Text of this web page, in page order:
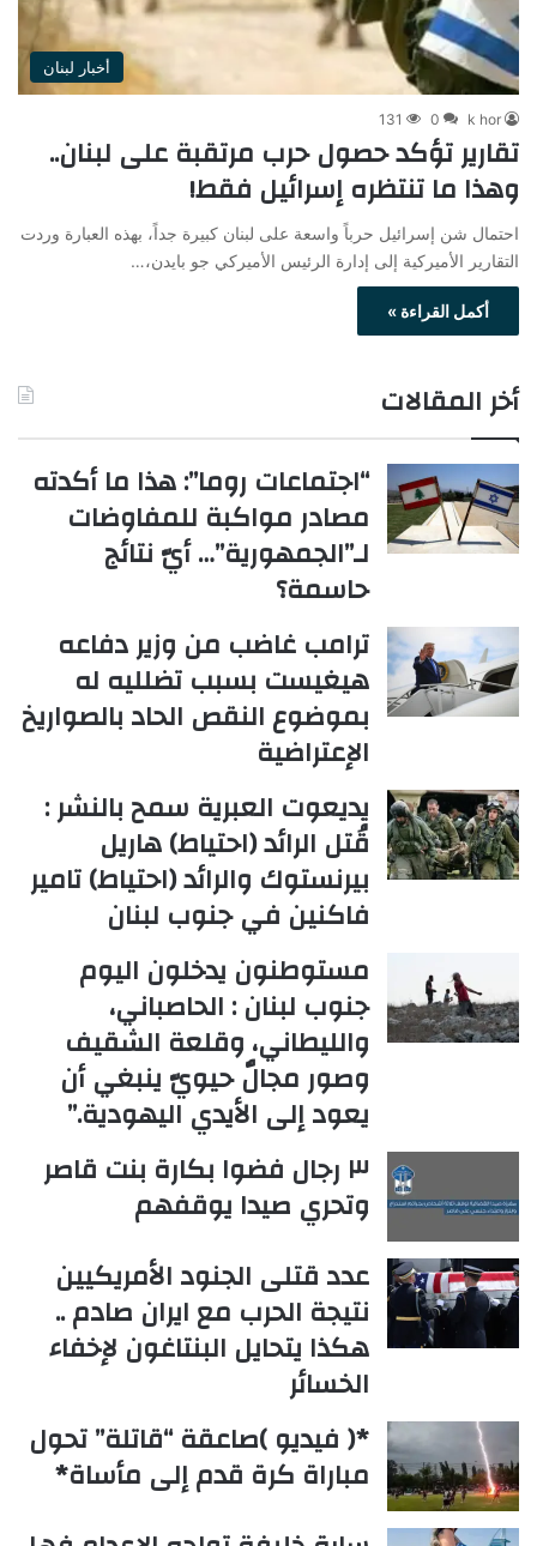
أخبار لبنان
k hor
0
131
تقارير تؤكد حصول حرب مرتقبة على لبنان..
وهذا ما تنتظره إسرائيل فقط!
احتمال شن إسرائيل حرباً واسعة على لبنان كبيرة جداً، بهذه العبارة وردت
التقارير الأميركية إلى إدارة الرئيس الأميركي جو بايدن،…
أكمل القراءة »
أخر المقالات
“اجتماعات روما”: هذا ما أكدته
مصادر مواكبة للمفاوضات
لـ”الجمهورية”… أيّ نتائج
حاسمة؟
ترامب غاضب من وزير دفاعه
هيغيست بسبب تضلليه له
بموضوع النقص الحاد بالصواريخ
الإعتراضية
يديعوت العبرية سمح بالنشر :
قُتل الرائد (احتياط) هاريل
بيرنستوك والرائد (احتياط) تامير
فاكنين في جنوب لبنان
مستوطنون يدخلون اليوم
جنوب لبنان : الحاصباني،
والليطاني، وقلعة الشقيف
وصور مجالٌ حيويّ ينبغي أن
يعود إلى الأيدي اليهودية.”
٣ رجال فضوا بكارة بنت قاصر
وتحري صيدا يوقفهم
عدد قتلى الجنود الأمريكيين
نتيجة الحرب مع ايران صادم ..
هكذا يتحايل البنتاغون لإخفاء
الخسائر
*( فيديو )صاعقة “قاتلة” تحول
مباراة كرة قدم إلى مأساة*